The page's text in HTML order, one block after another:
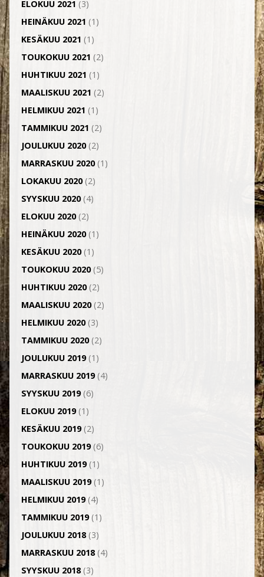
ELOKUU 2021 (3)
HEINÄKUU 2021 (1)
KESÄKUU 2021 (1)
TOUKOKUU 2021 (2)
HUHTIKUU 2021 (1)
MAALISKUU 2021 (2)
HELMIKUU 2021 (1)
TAMMIKUU 2021 (2)
JOULUKUU 2020(2)
MARRASKUU 2020(1)
LOKAKUU 2020(2)
SYYSKUU 2020(4)
ELOKUU 2020(2)
HEINÄKUU 2020(1)
KESÄKUU 2020(1)
TOUKOKUU 2020(5)
HUHTIKUU 2020(2)
MAALISKUU 2020(2)
HELMIKUU 2020(3)
TAMMIKUU 2020(2)
JOULUKUU 2019(1)
MARRASKUU 2019(4)
SYYSKUU 2019(6)
ELOKUU 2019(1)
KESÄKUU 2019(2)
TOUKOKUU 2019(6)
HUHTIKUU 2019(1)
MAALISKUU 2019(1)
HELMIKUU 2019(4)
TAMMIKUU 2019(1)
JOULUKUU 2018(3)
MARRASKUU 2018(4)
SYYSKUU 2018(3)